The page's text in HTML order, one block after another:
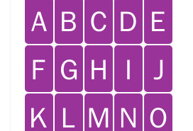
Ａ Ｂ Ｃ Ｄ Ｅ
Ｆ Ｇ Ｈ Ｉ Ｊ
Ｋ Ｌ Ｍ Ｎ Ｏ